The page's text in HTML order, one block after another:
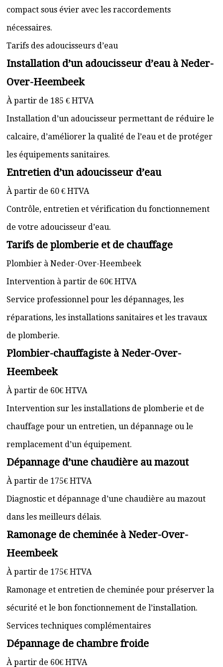
compact sous évier avec les raccordements
nécessaires.
Tarifs des adoucisseurs d’eau
Installation d’un adoucisseur d’eau à Neder-
Over-Heembeek
À partir de 185 € HTVA
Installation d’un adoucisseur permettant de réduire le
calcaire, d’améliorer la qualité de l’eau et de protéger
les équipements sanitaires.
Entretien d’un adoucisseur d’eau
À partir de 60 € HTVA
Contrôle, entretien et vérification du fonctionnement
de votre adoucisseur d’eau.
Tarifs de plomberie et de chauffage
Plombier à Neder-Over-Heembeek
Intervention à partir de 60€ HTVA
Service professionnel pour les dépannages, les
réparations, les installations sanitaires et les travaux
de plomberie.
Plombier-chauffagiste à Neder-Over-
Heembeek
À partir de 60€ HTVA
Intervention sur les installations de plomberie et de
chauffage pour un entretien, un dépannage ou le
remplacement d’un équipement.
Dépannage d’une chaudière au mazout
À partir de 175€ HTVA
Diagnostic et dépannage d’une chaudière au mazout
dans les meilleurs délais.
Ramonage de cheminée à Neder-Over-
Heembeek
À partir de 175€ HTVA
Ramonage et entretien de cheminée pour préserver la
sécurité et le bon fonctionnement de l’installation.
Services techniques complémentaires
Dépannage de chambre froide
À partir de 60€ HTVA